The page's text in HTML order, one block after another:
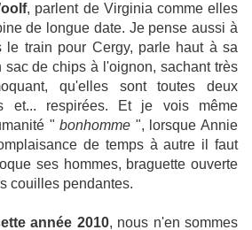
, parlent de Virginia comme elles
de longue date. Je pense aussi à
le train pour Cergy, parle haut à sa
de chips à l'oignon, sachant très
qu'elles sont toutes deux
et... respirées. Et je vois même
"bonhomme ", lorsque Annie
de temps à autre il faut
ses hommes, braguette ouverte
couilles pendantes.
année 2010, nous n'en sommes